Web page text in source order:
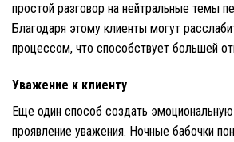
простой разговор на нейтральные темы
Благодаря этому клиенты могут
процессом, что способствует большей
Уважение к клиенту
Еще один способ создать
проявление уважения. Ночные бабочки